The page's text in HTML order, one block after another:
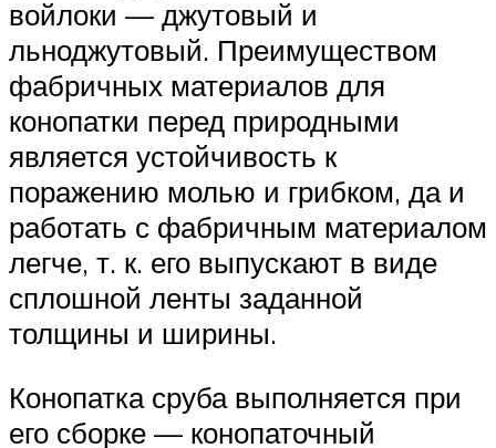
войлоки — джутовый и
льноджутовый. Преимуществом
фабричных материалов для
конопатки перед природными
является устойчивость к
поражению молью и грибком, да и
работать с фабричным материалом
легче, т. к. его выпускают в виде
сплошной ленты заданной
толщины и ширины.
Конопатка сруба выполняется при
его сборке — конопаточный